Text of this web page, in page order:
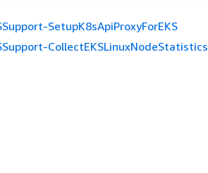
SetupK8sApiProxyForEKS
CollectEKSLinuxNodeStatistics